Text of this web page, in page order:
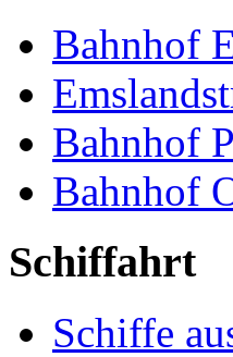
Bahnhof
Bahnhof
Bahnhof
Schiffahrt
Schiffe